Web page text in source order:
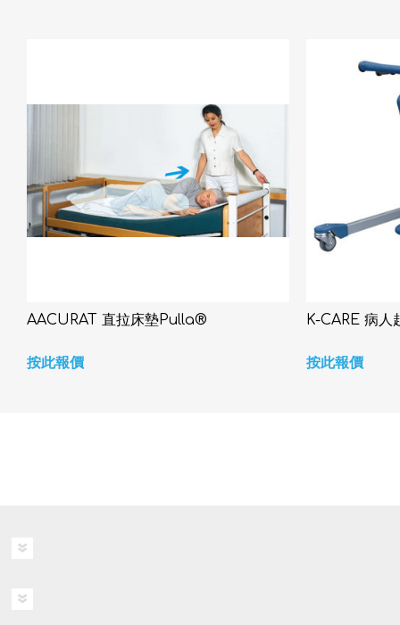
AACURAT 直拉床墊Pulla®
按此報價
K-CARE 病
按此報價